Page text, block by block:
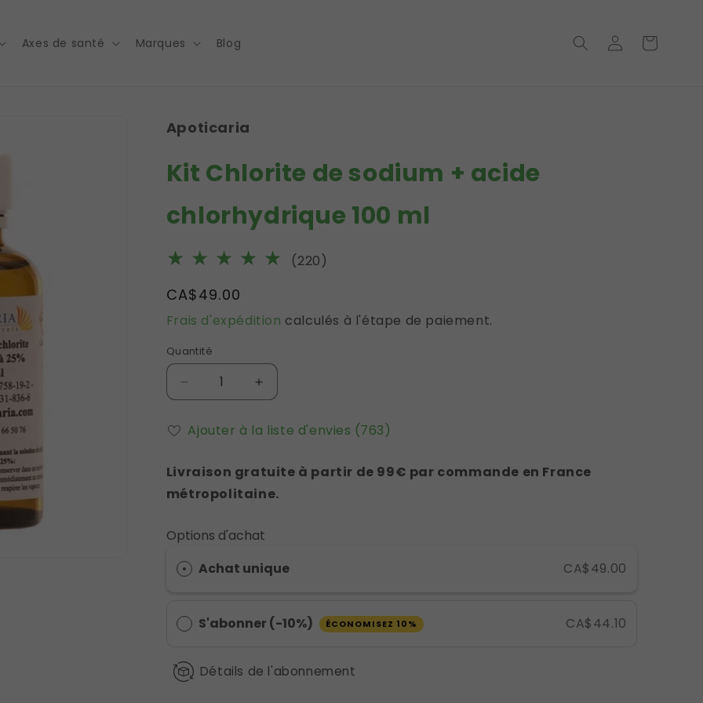
Axes de santé Marques Blog
Connexion
→
Panier
Apoticaria
Kit Chlorite de sodium + acide
chlorhydrique 100 ml
(220)
critiques
Prix
habituel
CA$49.00
Frais d'expédition calculés à l'étape de paiement.
Quantité
Réduire
la
quantité
de
Chlorite
de
sodium
acide
100
Augmenter
la
quantité
de
Chlorite
de
acide
100
Ajouter à la liste d'envies (763)
Livraison gratuite à partir de 99€ par commande en France
métropolitaine.
Options d'achat
Achat unique
CA$49.00
S'abonner (-10%) ÉCONOMISEZ 10% CA$44.10
Détails de l'abonnement